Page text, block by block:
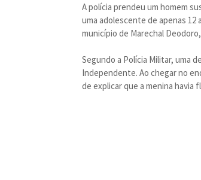
A polícia prendeu um homem
uma adolescente de apenas 12
município de Marechal
Segundo a Polícia Militar, uma
Independente. Ao chegar no
de explicar que a menina havia